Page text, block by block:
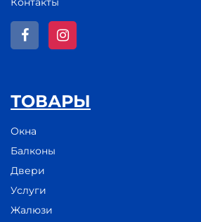
ТОВАРЫ
Окна
Балконы
Двери
Услуги
Жалюзи